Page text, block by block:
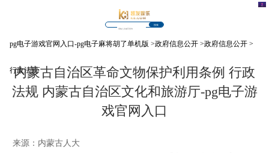
搜索
pg电子游戏官网入口-pg电子麻将胡了单机版 >政府信息公开 >政府信息公开 >
行政法规
内蒙古自治区革命文物保护利用条例 行政
法规 内蒙古自治区文化和旅游厅-pg电子游
戏官网入口
来源： 内蒙古人大